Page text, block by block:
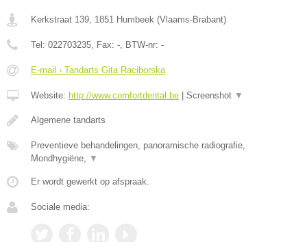
Kerkstraat 139 1851 Humbeek (Vlaams-Brabant)
Tel: 022703235 , Fax: - , BTW-nr: -
E-mail › Tandarts Gita Raciborska
Website: http://www.comfortdental.be Screenshot ▼
Algemene tandarts
Preventieve behandelingen, panoramische radiografie,
Mondhygiëne,
▼
Er wordt gewerkt op afspraak.
Sociale media: